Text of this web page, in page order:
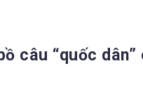
câu “quốc dân”